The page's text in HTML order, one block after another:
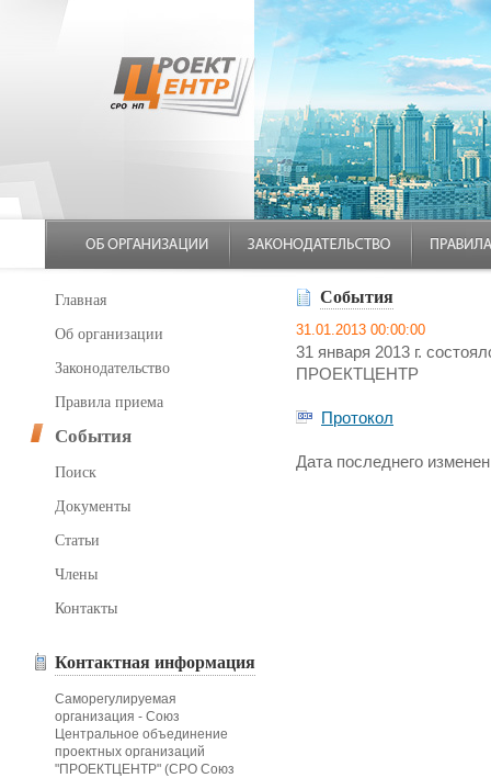
Главная
Об организации
Законодательство
Правила приема
События
Поиск
Документы
Статьи
Члены
Контакты
Контактная информация
Саморегулируемая
организация - Союз
Центральное объединение
проектных организаций
"ПРОЕКТЦЕНТР" (СРО Союз
События
31.01.2013 00:00:00
31 января 2013 г.
ПРОЕКТЦЕНТР
Протокол
Дата последнего